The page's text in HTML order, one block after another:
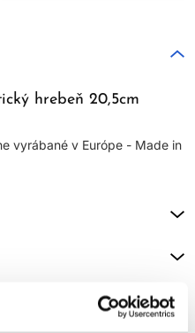
hrebeň 20,5cm
vyrábané v Európe - Made in